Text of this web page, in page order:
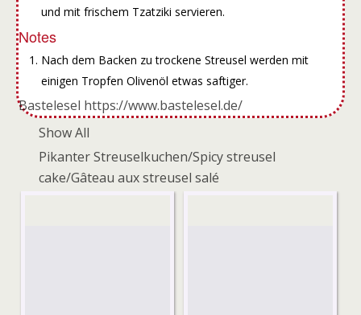
und mit frischem Tzatziki servieren.
Notes
Nach dem Backen zu trockene Streusel werden mit
einigen Tropfen Olivenöl etwas saftiger.
Bastelesel https://www.bastelesel.de/
Show All
Pikanter Streuselkuchen/Spicy streusel
cake/Gâteau aux streusel salé